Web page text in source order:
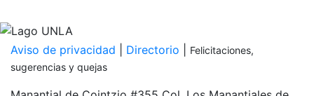
Aviso de privacidad Directorio
Felicitaciones,
sugerencias y quejas